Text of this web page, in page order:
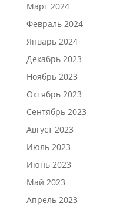
Март 2024
Февраль 2024
Январь 2024
Декабрь 2023
Ноябрь 2023
Октябрь 2023
Сентябрь 2023
Август 2023
Июль 2023
Июнь 2023
Май 2023
Апрель 2023